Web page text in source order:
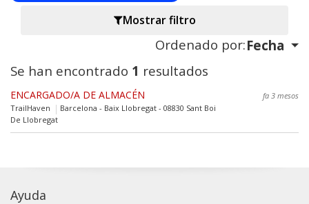
Mostrar filtro
Ordenado por:Fecha
Se han encontrado 1 resultados
ENCARGADO/A DE ALMACÉN
fa 3 mesos
TrailHaven
Barcelona - Baix Llobregat - 08830 Sant Boi
De Llobregat
Ayuda